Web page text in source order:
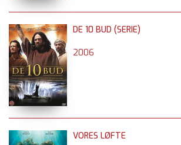
DE 10 BUD (SERIE)
2006
VORES LØFTE